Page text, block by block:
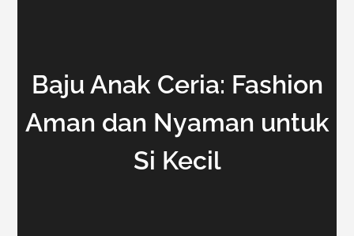
Baju Anak Ceria: Fashion
Aman dan Nyaman untuk
Si Kecil